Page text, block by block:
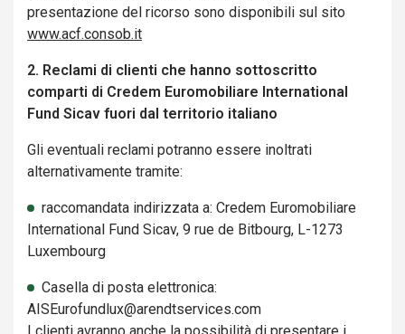
presentazione del ricorso sono disponibili sul sito
www.acf.consob.it
2. Reclami di clienti che hanno sottoscritto
comparti di Credem Euromobiliare International
Fund Sicav fuori dal territorio italiano
Gli eventuali reclami potranno essere inoltrati
alternativamente tramite:
raccomandata indirizzata a: Credem Euromobiliare
International Fund Sicav, 9 rue de Bitbourg, L-1273
Luxembourg
Casella di posta elettronica:
AISEurofundlux@arendtservices.com